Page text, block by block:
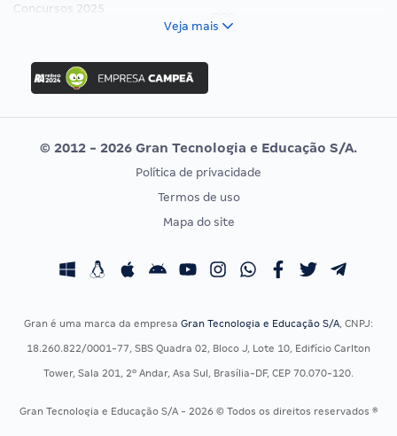
Concursos 2025
Concurso Ibama
Concurso MPU
Editais publicados
Vunesp
CONCURSOS POR PROFISSÃO
Concursos Fiscais
Residência Multiprofissional
EXAME DE ORDEM
Calendário OAB
Veja mais
© 2012 - 2026 Gran Tecnologia e Educação S/A.
Política de privacidade
Termos de uso
Mapa do site
Gran é uma marca da empresa Gran Tecnologia e Educação S/A, CNPJ:
18.260.822/0001-77, SBS Quadra 02, Bloco J, Lote 10, Edifício Carlton
Tower, Sala 201, 2º Andar, Asa Sul, Brasília-DF, CEP 70.070-120.
Gran Tecnologia e Educação S/A - 2026 © Todos os direitos reservados ®